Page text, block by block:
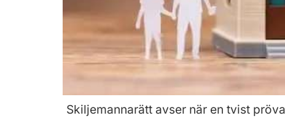
Skiljemannarätt avser när en tvist